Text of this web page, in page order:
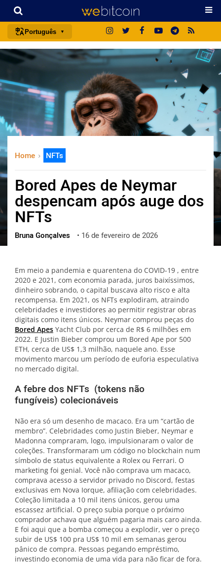
Português
português (BR)
français
italiano
deutsch
中文
한국어
العربية
ไทย
ქართული
Home NFTs
Bored Apes de Neymar
despencam após auge dos
NFTs
Bruna Gonçalves • 16 de fevereiro de 2026
Em meio a pandemia e quarentena do COVID-19 , entre
2020 e 2021, com economia parada, juros baixíssimos,
dinheiro sobrando, o capital buscava alto risco e alta
recompensa. Em 2021, os NFTs explodiram, atraindo
celebridades e investidores ao permitir registrar obras
digitais como itens únicos. Neymar comprou peças do
Bored Apes Yacht Club por cerca de R$ 6 milhões em
2022. E Justin Bieber comprou um Bored Ape por 500
ETH, cerca de US$ 1,3 milhão, naquele ano. Esse
movimento marcou um período de euforia especulativa
no mercado digital.
A febre dos NFTs (tokens não
fungíveis) colecionáveis
Não era só um desenho de macaco. Era um “cartão de
membro”. Celebridades como Justin Bieber, Neymar e
Madonna compraram, logo, impulsionaram o valor de
coleções. Transformaram um código no blockchain num
símbolo de status equivalente a Rolex ou Ferrari. O
marketing foi genial. Você não comprava um macaco,
comprava acesso a servidor privado no Discord, festas
exclusivas em Nova Iorque, afiliação com celebridades.
Coleção limitada a 10 mil itens únicos, gerou uma
escassez artificial. O preço subia porque o próximo
comprador achava que alguém pagaria mais caro ainda.
E foi aqui que a bomba começou a explodir, ver o preço
subir de US$ 100 pra US$ 10 mil em semanas gerou
pânico de compra. Pessoas pegando empréstimo,
investindo economia de uma vida para não ficar de fora.